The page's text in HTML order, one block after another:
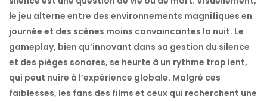
le jeu alterne entre des environnements magnifiques en
journée et des scènes moins convaincantes la nuit. Le
gameplay, bien qu’innovant dans sa gestion du silence
et des pièges sonores, se heurte à un rythme trop lent,
qui peut nuire à l’expérience globale. Malgré ces
faiblesses, les fans des films et ceux qui recherchent une